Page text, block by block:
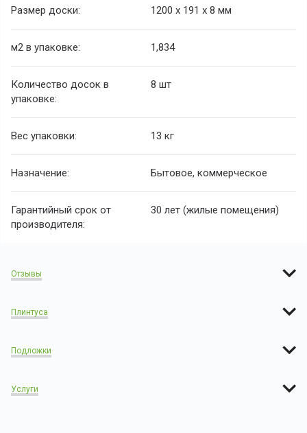
Размер доски: 1200 х 191 х 8 мм
м2 в упаковке: 1,834
Количество досок в
упаковке:
8 шт
Вес упаковки: 13 кг
Назначение: Бытовое, коммерческое
Гарантийный срок от
производителя:
30 лет (жилые помещения)
Отзывы
Плинтуса
Подложки
Услуги